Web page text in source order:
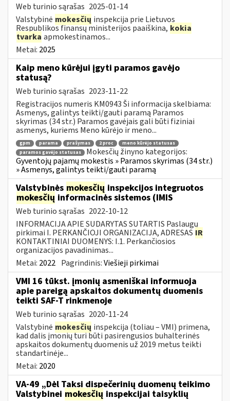
Web turinio sąrašas 2025-01-14
Valstybinė mokesčių inspekcija prie Lietuvos
Respublikos finansų ministerijos paaiškina, kokia
tvarka apmokestinamos...
Metai: 2025
Kaip meno kūrėjui įgyti paramos gavėjo
statusą?
Web turinio sąrašas 2023-11-22
Registracijos numeris KM0943 Ši informacija skelbiama:
Asmenys, galintys teikti/gauti paramą Paramos
skyrimas (34 str.) Paramos gavėjais gali būti fiziniai
asmenys, kuriems Meno kūrėjo ir meno...
gpm parama prašymas 2 proc
meno kūrėjo statusas
paramos gavėjo statusas
Mokesčių žinyno kategorijos:
Gyventojų pajamų mokestis » Paramos skyrimas (34 str.)
» Asmenys, galintys teikti/gauti paramą
Valstybinės mokesčių inspekcijos integruotos
mokesčių informacinės sistemos (IMIS
Web turinio sąrašas 2022-10-12
INFORMACIJA APIE SUDARYTAS SUTARTIS Paslaugų
pirkimai I. PERKANČIOJI ORGANIZACIJA, ADRESAS IR
KONTAKTINIAI DUOMENYS: I.1. Perkančiosios
organizacijos pavadinimas...
Metai: 2022 Pagrindinis:Viešieji pirkimai
VMI 16 tūkst. įmonių asmeniškai informuoja
apie pareigą apskaitos dokumentų duomenis
teikti SAF-T rinkmenoje
Web turinio sąrašas 2020-11-24
Valstybinė mokesčių inspekcija (toliau – VMI) primena,
kad dalis įmonių turi būti pasirengusios buhalterinės
apskaitos dokumentų duomenis už 2019 metus teikti
standartinėje...
Metai: 2020
VA-49 „Dėl Taksi dispečerinių duomenų teikimo
Valstybinei mokesčių inspekcijai taisyklių